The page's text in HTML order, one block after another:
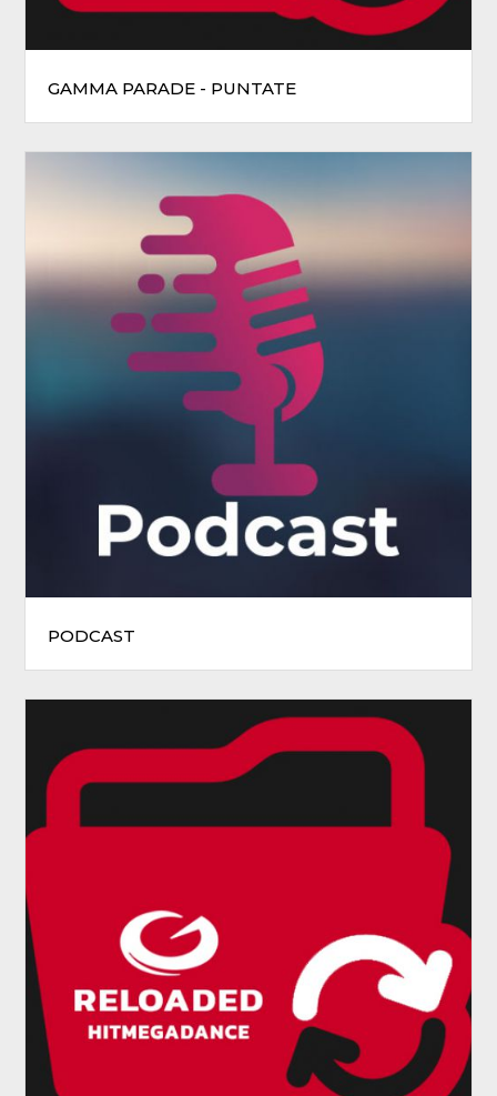
GAMMA PARADE - PUNTATE
PODCAST